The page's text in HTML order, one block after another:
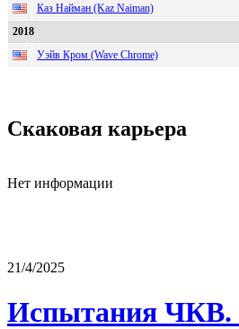
Каз Найман (Kaz Naiman)
2018
Уэйв Кром (Wave Chrome)
Скаковая карьера
Нет информации
21/4/2025
Испытания ЧКВ.